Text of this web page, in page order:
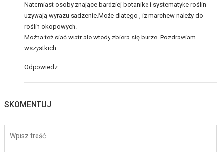
Natomiast osoby znające bardziej botanike i systematyke roślin
uzywają wyrazu sadzenie.Może dlatego , iz marchew należy do
roślin okopowych.
Można też siać wiatr ale wtedy zbiera się burze. Pozdrawiam
wszystkich.
Odpowiedz
SKOMENTUJ